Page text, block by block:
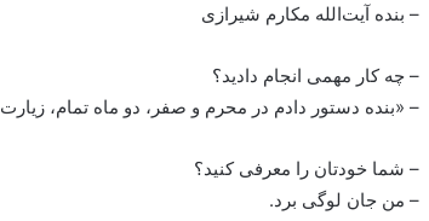
– بنده آیت‌الله مکارم شیرازی
– چه کار مهمی انجام دادید؟
– «بنده دستور دادم در محرم و صفر، دو ماه تمام،
– شما خودتان را معرفی کنید؟
– من جان لوگی برد.